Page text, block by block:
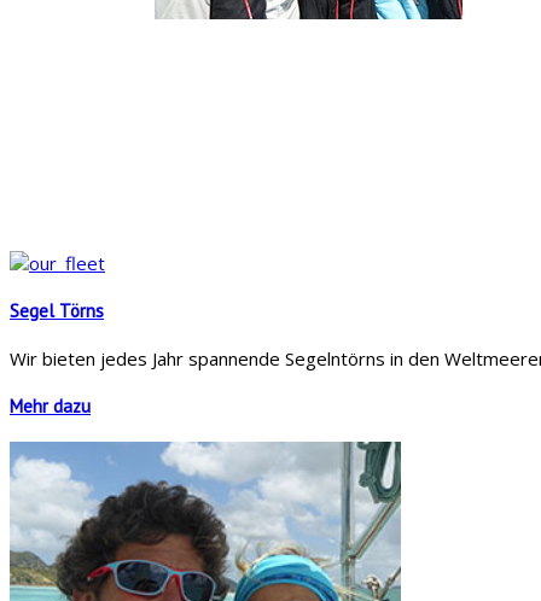
Segel Törns
Wir bieten jedes Jahr spannende Segelntörns in den
Mehr dazu